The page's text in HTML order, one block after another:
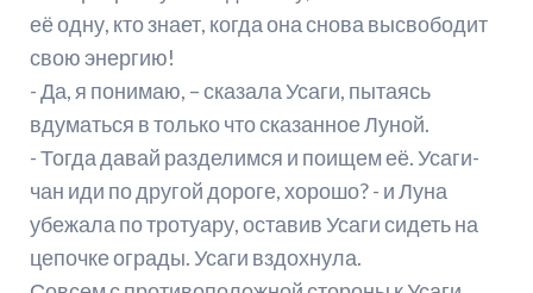
её одну, кто знает, когда она снова высвободит
свою энергию!
- Да, я понимаю, – сказала Усаги, пытаясь
вдуматься в только что сказанное Луной.
- Тогда давай разделимся и поищем её. Усаги-
чан иди по другой дороге, хорошо? - и Луна
убежала по тротуару, оставив Усаги сидеть на
цепочке ограды. Усаги вздохнула.